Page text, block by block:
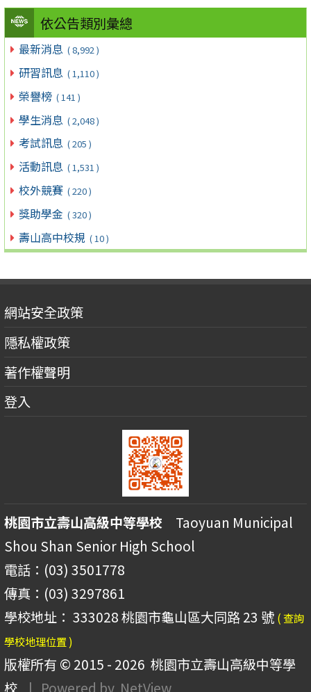
依公告類別彙總
最新消息 ( 8,992 )
研習訊息 ( 1,110 )
榮譽榜 ( 141 )
學生消息 ( 2,048 )
考試訊息 ( 205 )
活動訊息 ( 1,531 )
校外競賽 ( 220 )
獎助學金 ( 320 )
壽山高中校規 ( 10 )
網站安全政策
隱私權政策
著作權聲明
登入
桃園市立壽山高級中等學校 Taoyuan Municipal
Shou Shan Senior High School
電話：(03) 3501778
傳真：(03) 3297861
學校地址： 333028 桃園市龜山區大同路 23 號 ( 查詢
學校地理位置 )
版權所有 © 2015 - 2026 桃園市立壽山高級中等學